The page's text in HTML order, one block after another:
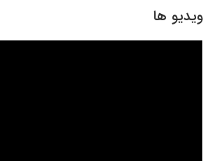
ویدیو ها
o
o